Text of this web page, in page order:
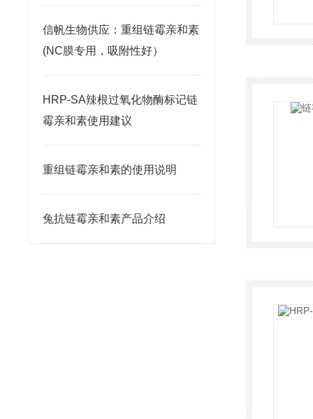
信帆生物供应：重组链霉亲和素
(NC膜专用，吸附性好）
HRP-SA辣根过氧化物酶标记链
霉亲和素使用建议
重组链霉亲和素的使用说明
兔抗链霉亲和素产品介绍